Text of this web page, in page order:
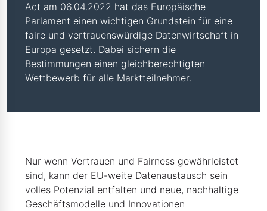
Act am 06.04.2022 hat das Europäische
Parlament einen wichtigen Grundstein für eine
faire und vertrauenswürdige Datenwirtschaft in
Europa gesetzt. Dabei sichern die
Bestimmungen einen gleichberechtigten
Wettbewerb für alle Marktteilnehmer.
Nur wenn Vertrauen und Fairness gewährleistet
sind, kann der EU-weite Datenaustausch sein
volles Potenzial entfalten und neue, nachhaltige
Geschäftsmodelle und Innovationen